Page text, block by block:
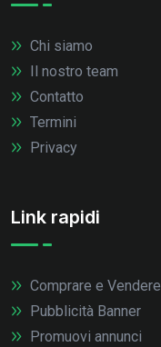
Chi siamo
Il nostro team
Contatto
Termini
Privacy
Link rapidi
Comprare e Vendere
Pubblicità Banner
Promuovi annunci